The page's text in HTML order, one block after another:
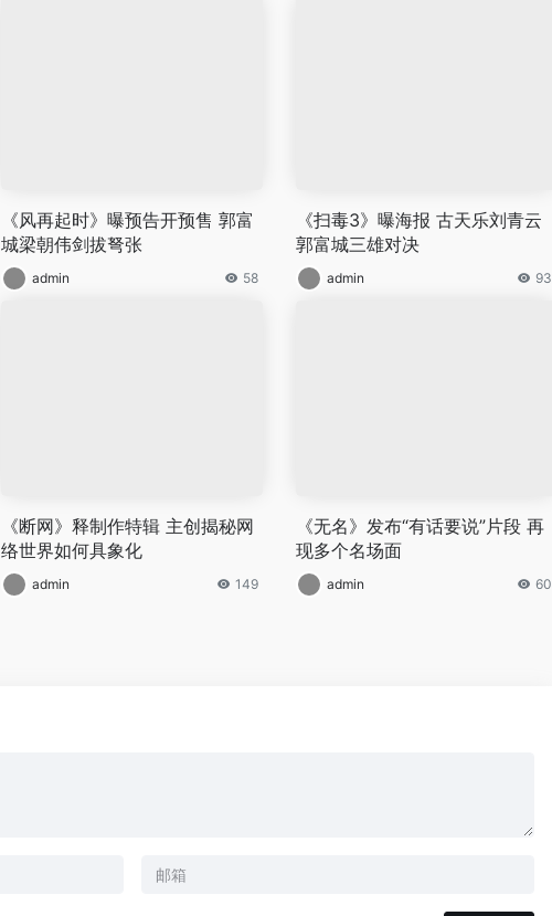
《风再起时》曝预告开预售 郭富
城梁朝伟剑拔弩张
admin 58
《扫毒3》曝海报 古天乐刘青云
郭富城三雄对决
admin 93
《断网》释制作特辑 主创揭秘网
络世界如何具象化
admin 149
《无名》发布“有话要说”片段 再
现多个名场面
admin 60